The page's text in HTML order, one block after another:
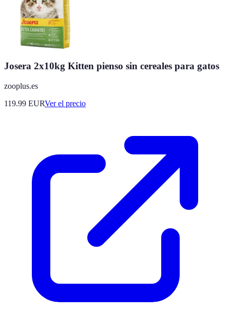
Josera 2x10kg Kitten pienso sin cereales para gatos
zooplus.es
119.99 EURVer el precio